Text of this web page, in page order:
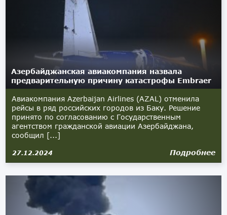
Азербайджанская авиакомпания назвала
предварительную причину катастрофы Embraer
Авиакомпания Azerbaijan Airlines (AZAL) отменила
рейсы в ряд российских городов из Баку. Решение
принято по согласованию с Государственным
агентством гражданской авиации Азербайджана,
сообщил [...]
27.12.2024 Подробнее